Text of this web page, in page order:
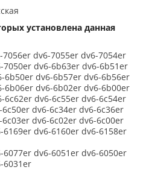
установлена данная
dv6-7055er dv6-7054er
dv6-6b63er dv6-6b51er
6b50er dv6-6b57er dv6-6b56er
6b06er dv6-6b02er dv6-6b00er
dv6-6c55er dv6-6c54er
dv6-6c34er dv6-6c36er
dv6-6c02er dv6-6c00er
dv6-6160er dv6-6158er
dv6-6051er dv6-6050er
6031er